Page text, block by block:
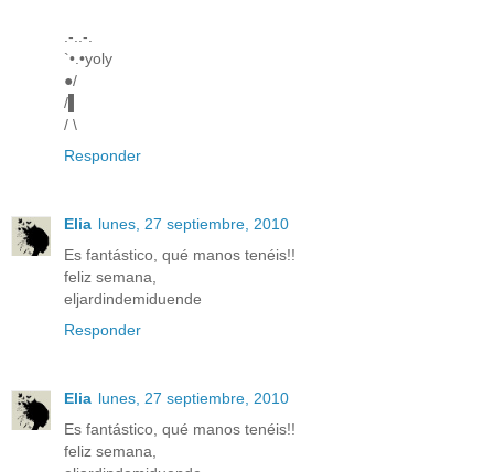
.-..-.
`•.•yoly
●/
/▌
/ \
Responder
Elia lunes, 27 septiembre, 2010
Es fantástico, qué manos tenéis!!
feliz semana,
eljardindemiduende
Responder
Elia lunes, 27 septiembre, 2010
Es fantástico, qué manos tenéis!!
feliz semana,